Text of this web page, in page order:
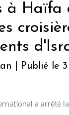
à Haïfa
| Publié le 3
a arrêté